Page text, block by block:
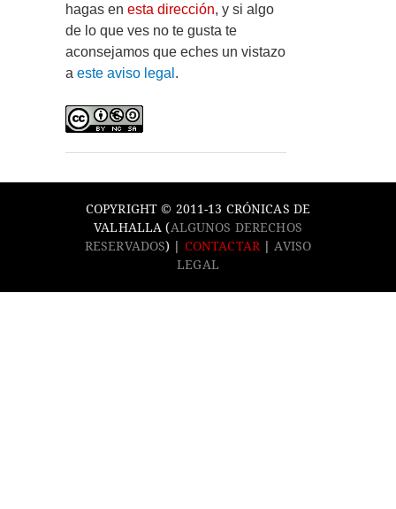
hagas en esta dirección, y si algo
de lo que ves no te gusta te
aconsejamos que eches un vistazo
a este aviso legal .
COPYRIGHT © 2011-13 CRÓNICAS DE
VALHALLA (ALGUNOS DERECHOS
RESERVADOS) | CONTACTAR
AVISO
LEGAL